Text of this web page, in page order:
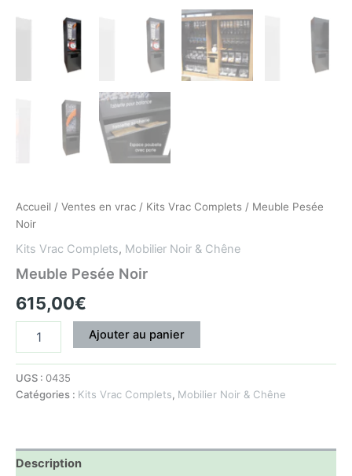
Accueil / Ventes en vrac / Kits Vrac Complets / Meuble Pesée
Noir
Kits Vrac Complets, Mobilier Noir & Chêne
Meuble Pesée Noir
615,00€
Ajouter au panier
UGS : 0435
Catégories : Kits Vrac Complets, Mobilier Noir & Chêne
Description